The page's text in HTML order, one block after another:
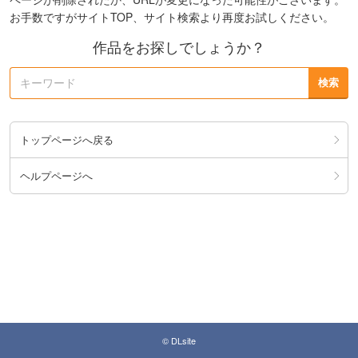
お手数ですがサイトTOP、サイト検索より再度お試しください。
作品をお探しでしょうか？
トップページへ戻る
ヘルプページへ
© DLsite